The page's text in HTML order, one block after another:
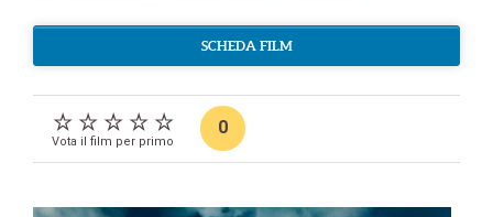
SCHEDA FILM
Vota il film per primo
0